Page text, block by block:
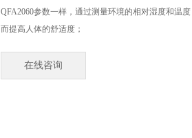
QFA2060参数一样，通过测量环境的相对湿度和温
而提高人体的舒适度；
在线咨询